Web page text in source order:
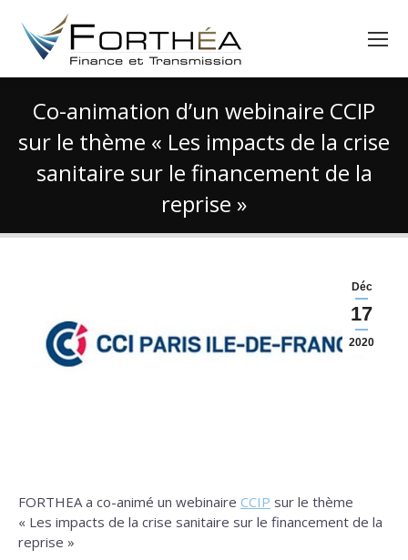
Co-animation d’un webinaire CCIP
sur le thème « Les impacts de la crise
sanitaire sur le financement de la
reprise »
Vous êtes ici :
Déc
17
2020
FORTHEA a co-animé un webinaire CCIP sur le thème
« Les impacts de la crise sanitaire sur le financement de la
reprise »